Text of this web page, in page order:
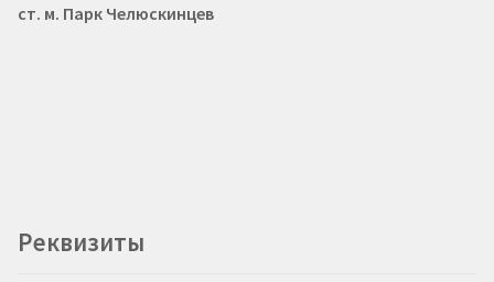
ст. м. Парк Челюскинцев
Реквизиты